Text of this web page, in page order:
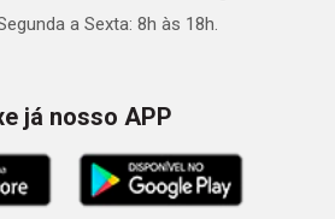
a Sexta: 8h às 18h.
já nosso APP